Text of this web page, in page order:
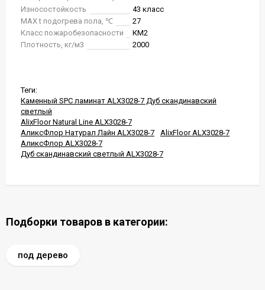
Износостойкость
43 класс
MAX t подогрева пола, ℃
27
Класс пожаробезопасности
КМ2
Плотность, кг/м3
2000
Теги:
Каменный SPC ламинат ALX3028-7 Дуб скандинавский
светлый
AlixFloor Natural Line ALX3028-7
АликсФлор Натурал Лайн ALX3028-7
AlixFloor ALX3028-7
АликсФлор ALX3028-7
Дуб скандинавский светлый ALX3028-7
Подборки товаров в категории:
под дерево